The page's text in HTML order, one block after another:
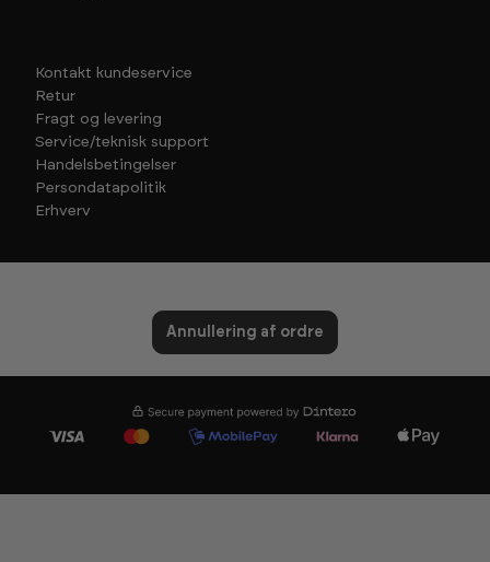
Kontakt kundeservice
Retur
Fragt og levering
Service/teknisk support
Handelsbetingelser
Persondatapolitik
Erhverv
Annullering af ordre